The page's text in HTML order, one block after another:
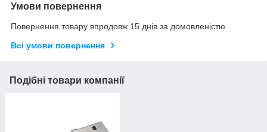
Умови повернення
Повернення товару впродовж 15 днів за домовленістю
Всі умови повернення
Подібні товари компанії